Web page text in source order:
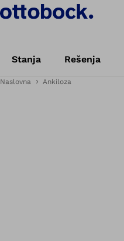
Stanja Rešenja
Naslovna Ankiloza